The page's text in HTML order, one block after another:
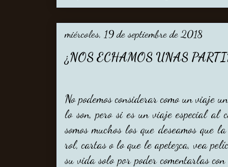
miércoles, 19 de septiembre de 2018
¿NOS ECHAMOS UNAS
No podemos considerar como un viaje
lo son, pero si es un viaje especial al
somos muchos los que deseamos que
rol, cartas o lo que le apetezca, vea
su vida solo por poder comentarlas